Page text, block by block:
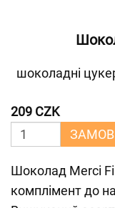
шоколадні
209 CZK
Шоколад Merci
комплімент до